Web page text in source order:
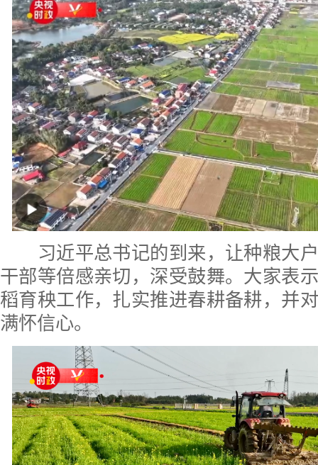
习近平总书记的到来，让种粮大户
干部等倍感亲切，深受鼓舞。大家表
稻育秧工作，扎实推进春耕备耕，并
满怀信心。